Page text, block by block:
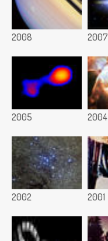
2008 2007
2005 2004
2002 2001